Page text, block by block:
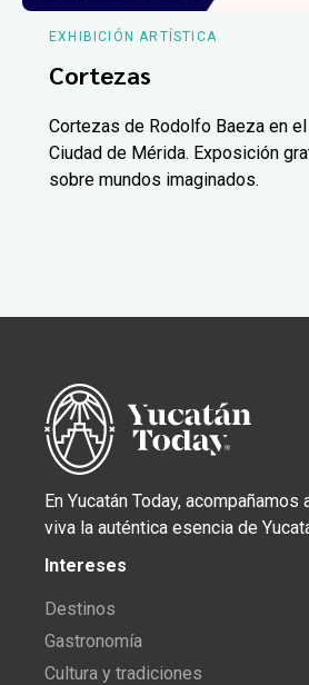
EXHIBICIÓN ARTÍSTICA
Cortezas
Cortezas de Rodolfo Baeza en
Ciudad de Mérida. Exposición
sobre mundos imaginados.
En Yucatán Today, acompañamos
viva la auténtica esencia de
Intereses
Destinos
Gastronomía
Cultura y tradiciones